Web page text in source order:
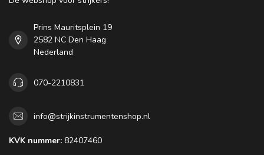
Prins Mauritsplein 19
2582 NC Den Haag
Nederland
070-2210831
info@strijkinstrumentenshop.nl
KVK nummer: 82407460